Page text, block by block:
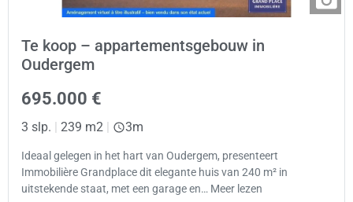
Te koop – appartementsgebouw in
Oudergem
695.000 €
3 slp. | 239 m2 | 3m
Ideaal gelegen in het hart van Oudergem, presenteert
Immobilière Grandplace dit elegante huis van 240 m² in
uitstekende staat, met een garage en… Meer lezen